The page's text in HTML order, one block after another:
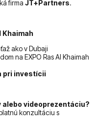
firma JT+Partners.
Khaimah
ako v Dubaji
na EXPO Ras Al Khaimah
pri investícii
alebo videoprezentáciu?
konzultáciu s